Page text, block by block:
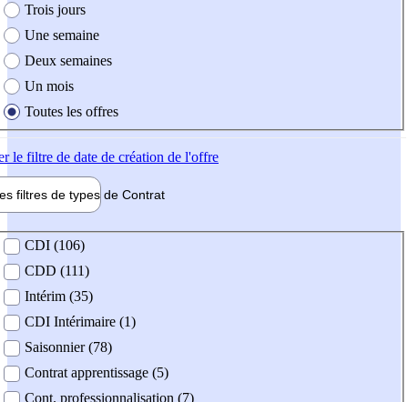
Trois jours
Une semaine
Deux semaines
Un mois
Toutes les offres
le filtre de date de création de l'offre
filtres de types de Contrat
contrat
CDI (106)
CDD (111)
Intérim (35)
CDI Intérimaire (1)
Saisonnier (78)
Contrat apprentissage (5)
Cont. professionnalisation (7)